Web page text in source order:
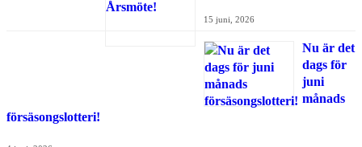
15 juni, 2026
Nu är det
dags för
juni
månads
försäsongslotteri!